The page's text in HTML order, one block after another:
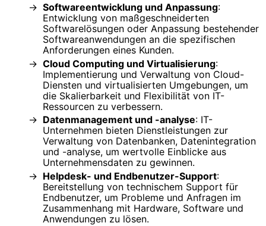
Softwareentwicklung und Anpassung:
Entwicklung von maßgeschneiderten
Softwarelösungen oder Anpassung bestehender
Softwareanwendungen an die spezifischen
Anforderungen eines Kunden.
Cloud Computing und Virtualisierung:
Implementierung und Verwaltung von Cloud-
Diensten und virtualisierten Umgebungen, um
die Skalierbarkeit und Flexibilität von IT-
Ressourcen zu verbessern.
Datenmanagement und -analyse: IT-
Unternehmen bieten Dienstleistungen zur
Verwaltung von Datenbanken, Datenintegration
und -analyse, um wertvolle Einblicke aus
Unternehmensdaten zu gewinnen.
Helpdesk- und Endbenutzer-Support:
Bereitstellung von technischem Support für
Endbenutzer, um Probleme und Anfragen im
Zusammenhang mit Hardware, Software und
Anwendungen zu lösen.